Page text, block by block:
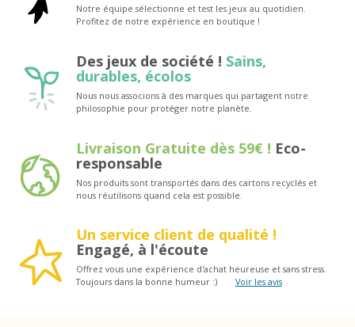
Notre équipe sélectionne et test les jeux au quotidien.
Profitez de notre expérience en boutique !
Des jeux de société ! Sains,
durables, écolos
Nous nous associons à des marques qui partagent notre
philosophie pour protéger notre planète.
Livraison Gratuite dès 59€ ! Eco-
responsable
Nos produits sont transportés dans des cartons recyclés et
nous réutilisons quand cela est possible.
Un service client de qualité !
Engagé, à l'écoute
Offrez vous une expérience d'achat heureuse et sans stress.
Toujours dans la bonne humeur :)
Voir les avis